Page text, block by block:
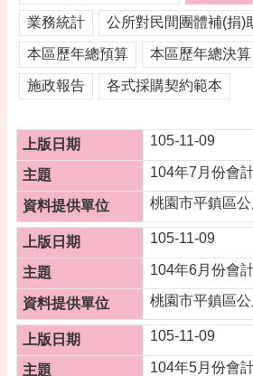
本
區
介
紹
訊
告
便
民
資
訊
機
關
通
錄
業務統計 公所對民間團體補(捐)
本區歷年總預算 本區歷年總決算
施政報告 各式採購契約範本
105-11-09
104年7月份會
桃園市平鎮區
105-11-09
104年6月份會
桃園市平鎮區
105-11-09
104年5月份會